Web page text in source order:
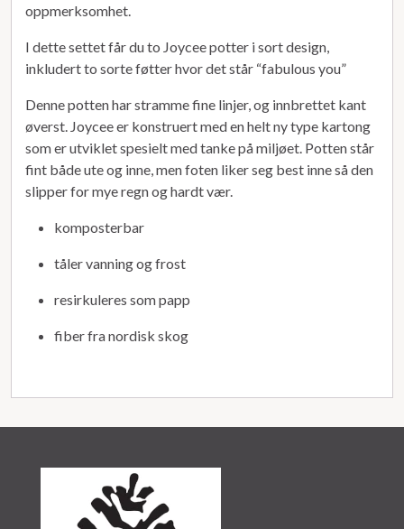
oppmerksomhet.
I dette settet får du to Joycee potter i sort design,
inkludert to sorte føtter hvor det står “fabulous you”
Denne potten har stramme fine linjer, og innbrettet kant
øverst. Joycee er konstruert med en helt ny type kartong
som er utviklet spesielt med tanke på miljøet. Potten står
fint både ute og inne, men foten liker seg best inne så den
slipper for mye regn og hardt vær.
komposterbar
tåler vanning og frost
resirkuleres som papp
fiber fra nordisk skog